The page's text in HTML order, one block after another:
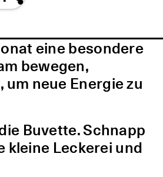
eine besondere
bewegen,
neue Energie zu
Buvette. Schnapp
kleine Leckerei und